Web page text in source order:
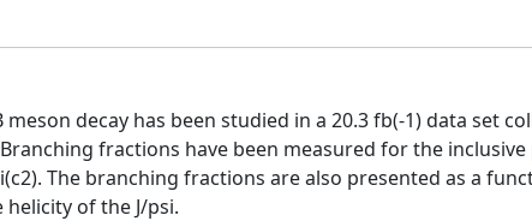
decay has been studied in a 20.3 fb(-1) data set
fractions have been measured for the
The branching fractions are also presented as a
of the J/psi.